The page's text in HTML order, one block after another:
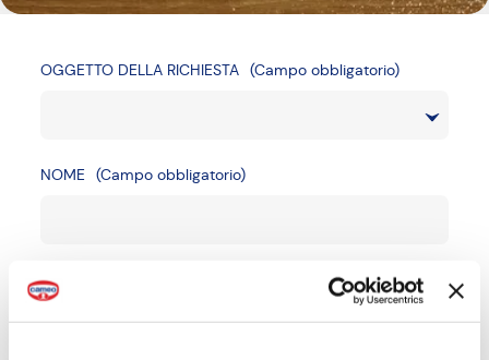
OGGETTO DELLA RICHIESTA (Campo obbligatorio)
NOME (Campo obbligatorio)
COGNOME